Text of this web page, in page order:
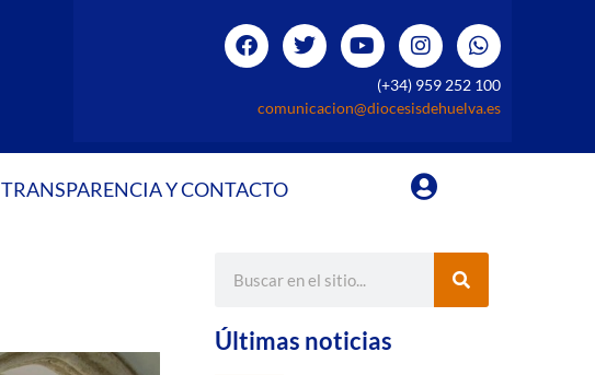
(+34) 959 252 100
comunicacion@diocesisdehuelva.es
TRANSPARENCIA Y CONTACTO
Últimas noticias